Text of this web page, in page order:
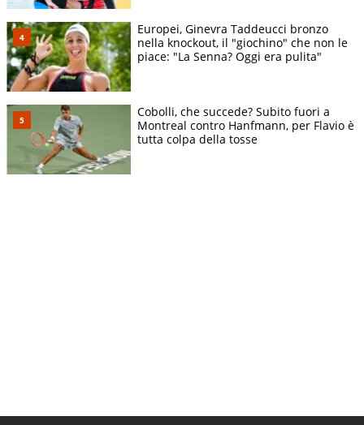
Europei, Ginevra Taddeucci bronzo
nella knockout, il "giochino" che non le
piace: "La Senna? Oggi era pulita"
Cobolli, che succede? Subito fuori a
Montreal contro Hanfmann, per Flavio è
tutta colpa della tosse